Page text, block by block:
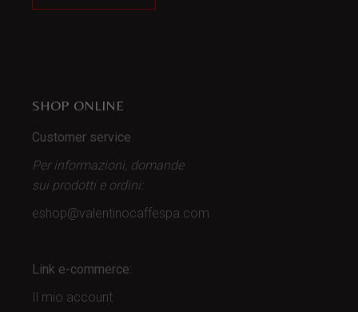
SHOP ONLINE
Customer service
Per informazioni, domande
sui prodotti e ordini:
eshop@valentinocaffespa.com
Link e-commerce:
Il mio account